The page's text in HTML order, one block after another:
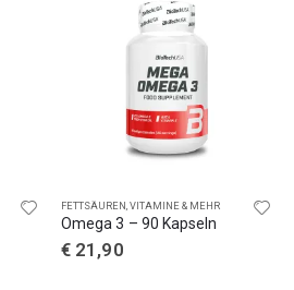
FETTSÄUREN,VITAMINE & MEHR
Omega 3 – 90 Kapseln
€ 21,90